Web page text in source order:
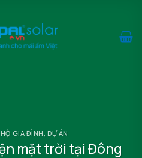
GIA ĐÌNH ,DỰ ÁN
mặt trời tại Đông